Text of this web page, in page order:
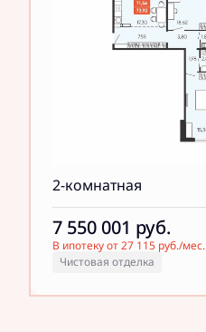
2-комнатная
7 550 001 руб.
В ипотеку от 27 115 руб./мес.
Чистовая отделка